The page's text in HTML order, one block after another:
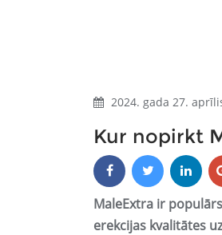
2024. gada 27.
Kur nopirkt
MaleExtra ir
erekcijas kvalitātes